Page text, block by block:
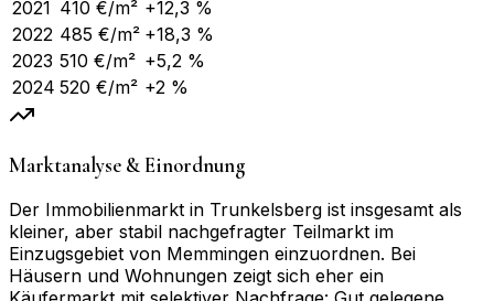
2021 410 €/m² +12,3 %
2022 485 €/m² +18,3 %
2023 510 €/m² +5,2 %
2024 520 €/m² +2 %
Marktanalyse & Einordnung
Der Immobilienmarkt in Trunkelsberg ist insgesamt als
kleiner, aber stabil nachgefragter Teilmarkt im
Einzugsgebiet von Memmingen einzuordnen. Bei
Häusern und Wohnungen zeigt sich eher ein